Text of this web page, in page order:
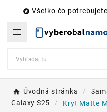
 Všetko čo

Úvodná stránka
Galaxy S25
Kryt Matte